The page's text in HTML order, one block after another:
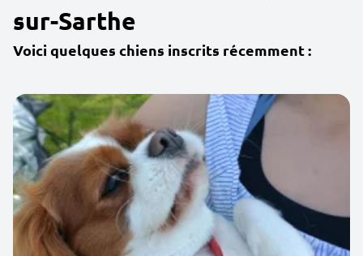
sur-Sarthe
Voici quelques chiens inscrits récemment :